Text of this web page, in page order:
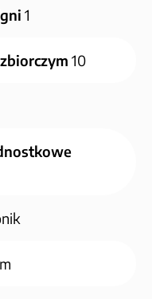
1
10